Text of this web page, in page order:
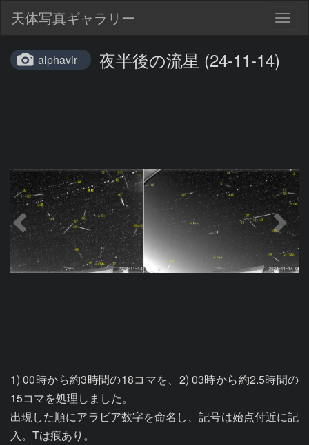
天体写真ギャラリー
alphavir 夜半後の流星 (24-11-14)
1) 00時から約3時間の18コマを、2) 03時から約2.5時間の
15コマを処理しました。
出現した順にアラビア数字を命名し、記号は始点付近に記
入。Tは痕あり。